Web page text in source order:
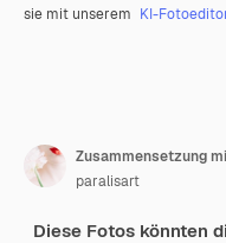
sie mit unserem KI-
paralisart
Diese Fotos könnten